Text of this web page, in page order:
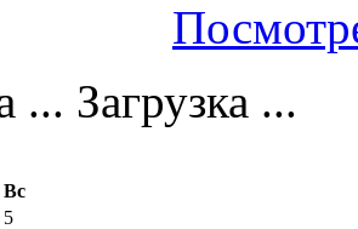
Загрузка ...
Вс
5